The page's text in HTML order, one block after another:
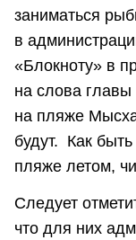
заниматься
в
«Блокноту» в
на слова
на пляже
будут. Как
пляже летом,
Следует
что для них